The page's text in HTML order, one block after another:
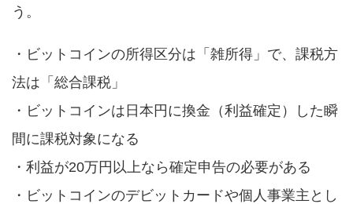
う。
・ビットコインの所得区分は「雑所得」で、課税方
法は「総合課税」
・ビットコインは日本円に換金（利益確定）した瞬
間に課税対象になる
・利益が20万円以上なら確定申告の必要がある
・ビットコインのデビットカードや個人事業主とし